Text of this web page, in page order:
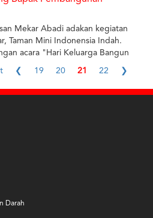
Mekar Abadi adakan kegiatan
Taman Mini Indonensia Indah.
acara "Hari Keluarga Bangun
pula dalam kegiatan ini Siti
yang mewakili pihak keluarga
mengenang Bapak
dilakukan kegiatan-kegiatan sosial
masal 200 anak, seminar, lomba-
pohon dan sebagainya.
diri untuk ikut serta dalam kegiatan
❮ 19 20 21 22 ❯
Darah